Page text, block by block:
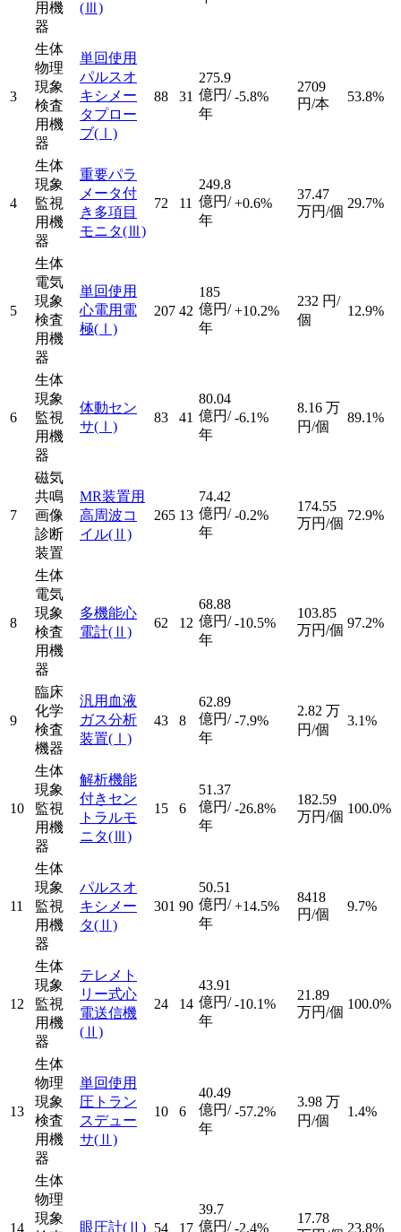
用機
器
(Ⅲ)
3
生体
物理
現象
検査
用機
器
単回使用
パルスオ
キシメー
タプロー
ブ(Ⅰ)
88 31
275.9
億円/
年
-5.8%
2709
円/本
53.8%
4
生体
現象
監視
用機
器
重要パラ
メータ付
き多項目
モニタ(Ⅲ)
72 11
249.8
億円/
年
+0.6%
37.47
万円/個
29.7%
5
生体
電気
現象
検査
用機
器
単回使用
心電用電
極(Ⅰ)
207 42
185
億円/
年
+10.2%
232 円/
個
12.9%
6
生体
現象
監視
用機
器
体動セン
サ(Ⅰ)
83 41
80.04
億円/
年
-6.1%
8.16 万
円/個
89.1%
7
磁気
共鳴
画像
診断
装置
MR装置用
高周波コ
イル(Ⅱ)
265 13
74.42
億円/
年
-0.2%
174.55
万円/個
72.9%
8
生体
電気
現象
検査
用機
器
多機能心
電計(Ⅱ)
62 12
68.88
億円/
年
-10.5%
103.85
万円/個 97.2%
9
臨床
化学
検査
機器
汎用血液
ガス分析
装置(Ⅰ)
43 8
62.89
億円/
年
-7.9%
2.82 万
円/個
3.1%
10
生体
現象
監視
用機
器
解析機能
付きセン
トラルモ
ニタ(Ⅲ)
15 6
51.37
億円/
年
-26.8%
182.59
万円/個
100.0%
11
生体
現象
監視
用機
器
パルスオ
キシメー
タ(Ⅱ)
301 90
50.51
億円/
年
+14.5%
8418
円/個
9.7%
12
生体
現象
監視
用機
器
テレメト
リー式心
電送信機
(Ⅱ)
24 14
43.91
億円/
年
-10.1%
21.89
万円/個
100.0%
13
生体
物理
現象
検査
用機
器
単回使用
圧トラン
スデュー
サ(Ⅱ)
10 6
40.49
億円/
年
-57.2%
3.98 万
円/個
1.4%
14
生体
物理
現象
眼圧計(Ⅱ) 54 17
39.7
億円/ -2.4%
17.78
23.8%